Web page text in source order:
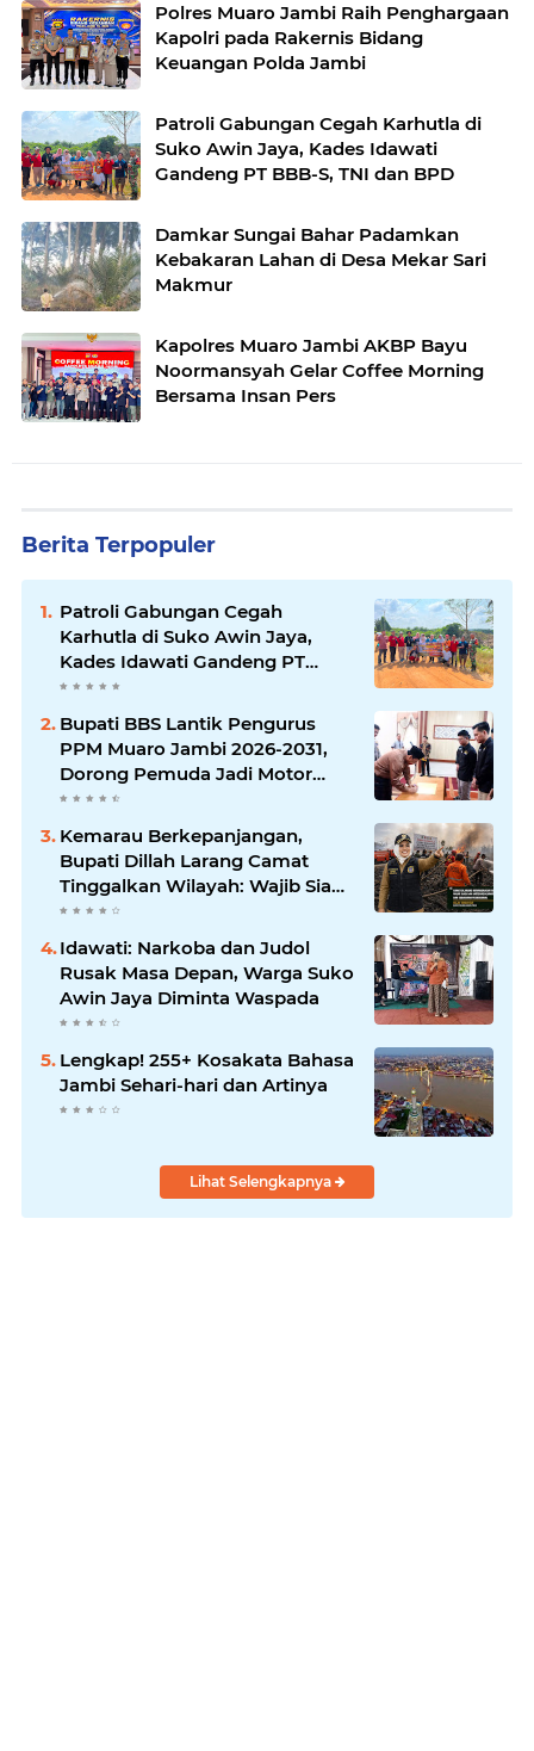
Polres Muaro Jambi Raih Penghargaan
Kapolri pada Rakernis Bidang
Keuangan Polda Jambi
Patroli Gabungan Cegah Karhutla di
Suko Awin Jaya, Kades Idawati
Gandeng PT BBB-S, TNI dan BPD
Damkar Sungai Bahar Padamkan
Kebakaran Lahan di Desa Mekar Sari
Makmur
Kapolres Muaro Jambi AKBP Bayu
Noormansyah Gelar Coffee Morning
Bersama Insan Pers
Berita Terpopuler
Patroli Gabungan Cegah
Karhutla di Suko Awin Jaya,
Kades Idawati Gandeng PT
BBB-S, TNI dan BPD
Bupati BBS Lantik Pengurus
PPM Muaro Jambi 2026-2031,
Dorong Pemuda Jadi Motor
Perubahan
Kemarau Berkepanjangan,
Bupati Dillah Larang Camat
Tinggalkan Wilayah: Wajib Siaga
Hadapi Karhutla dan Kebakaran
Permukiman
Idawati: Narkoba dan Judol
Rusak Masa Depan, Warga Suko
Awin Jaya Diminta Waspada
Lengkap! 255+ Kosakata Bahasa
Jambi Sehari-hari dan Artinya
Lihat Selengkapnya